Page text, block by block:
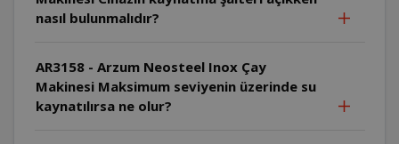
nasıl bulunmalıdır?
AR3158 - Arzum Neosteel Inox Çay
Makinesi Maksimum seviyenin üzerinde su
kaynatılırsa ne olur?